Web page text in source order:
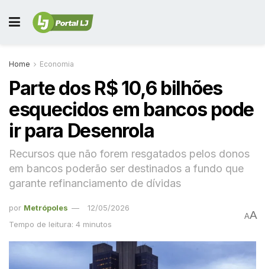
Home Economia
Parte dos R$ 10,6 bilhões
esquecidos em bancos pode
ir para Desenrola
Recursos que não forem resgatados pelos donos
em bancos poderão ser destinados a fundo que
garante refinanciamento de dívidas
por Metrópoles
12/05/2026
Tempo de leitura: 4 minutos
AA